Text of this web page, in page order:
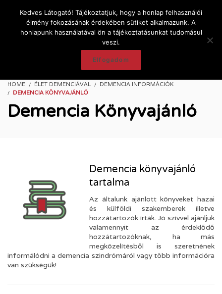
HOME ÉLET DEMENCIÁVAL
DEMENCIA INFORMÁCIÓK
DEMENCIA KÖNYVAJÁNLÓ
Demencia Könyvajánló
Demencia könyvajánló
tartalma
Az általunk ajánlott könyveket hazai
és külföldi szakemberek illetve
hozzátartozók írták. Jó szívvel ajánljuk
valamennyit az érdeklődő
hozzátartozóknak, ha más
megközelítésből is szeretnének
informálódni a demencia szindrómáról vagy több információra
van szükségük!
Kedves Látogató! Tájékoztatjuk, hogy a honlap felhasználói
élmény fokozásának érdekében sütiket alkalmazunk. A
honlapunk használatával ön a tájékoztatásunkat tudomásul
veszi.
Elfogadom